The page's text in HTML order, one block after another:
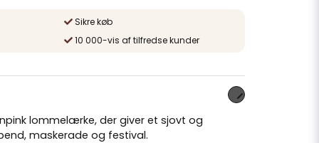
Sikre køb
10 000-vis af tilfredse kunder
lommelærke, der giver et sjovt og
maskerade og festival.